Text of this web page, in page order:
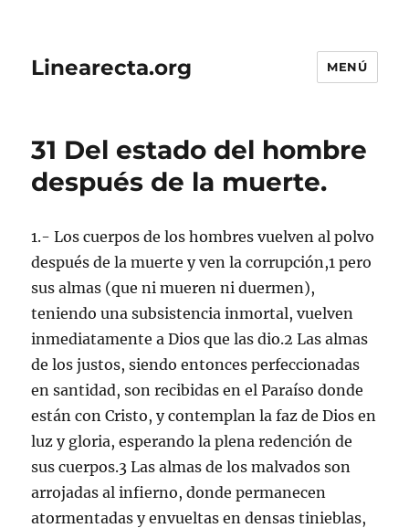
Linearecta.org MENÚ
31 Del estado del hombre
después de la muerte.
1.- Los cuerpos de los hombres vuelven al polvo
después de la muerte y ven la corrupción,1 pero
sus almas (que ni mueren ni duermen),
teniendo una subsistencia inmortal, vuelven
inmediatamente a Dios que las dio.2 Las almas
de los justos, siendo entonces perfeccionadas
en santidad, son recibidas en el Paraíso donde
están con Cristo, y contemplan la faz de Dios en
luz y gloria, esperando la plena redención de
sus cuerpos.3 Las almas de los malvados son
arrojadas al infierno, donde permanecen
atormentadas y envueltas en densas tinieblas,